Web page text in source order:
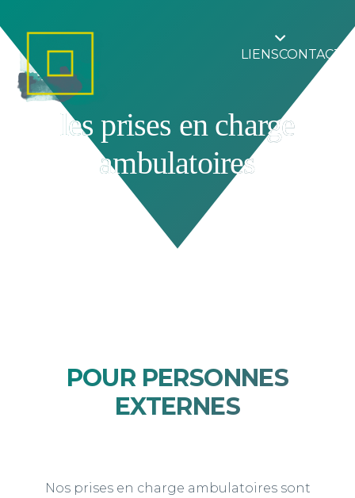
LIENSCONTACT
les prises en charge
ambulatoires
POUR PERSONNES
EXTERNES
Nos prises en charge ambulatoires sont